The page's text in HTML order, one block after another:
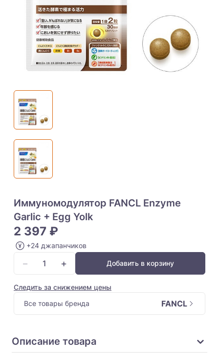
Иммуномодулятор FANCL Enzyme
Garlic + Egg Yolk
2 397 ₽
+24 джапанчиков
− + Добавить в корзину
Следить за снижением цены
Все товары бренда
FANCL
Описание товара